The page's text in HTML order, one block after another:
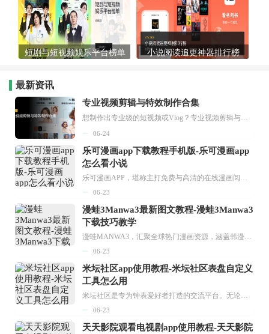
短剧与短视频娱乐平台榜单 小说阅读追更神器排行榜
最新资讯
专业视频剪辑与特效制作合集
想制作出专业级的短视频或Vlog？专业视频剪辑与特效制作大全专题为你提供了从剪辑、抠像到特效包装的全套解决方案。无论是添加炫酷的片头、进行精准的视频抠图，还是制...
06-24
乐可漫画app下载教程手机版-乐可漫画app
怎么看小说
乐可漫画APP，堪称主打免费与高清的在线漫画阅读神器。其官方版提供海量完整版漫画资源，无论是国内漫画，还是日漫、韩漫、台漫、美漫等国外漫画，应有尽有，随时供你阅读。只需轻点一下，便能直接进入阅读界面。不仅如此，乐可漫画最新版本更新速度极快，在这里，你总能抢先看到全网一手漫画章节内容！...
06-23
漫蛙3Manwa3最新图文教程-漫蛙3Manwa3
下载技巧教学
漫蛙MANWA3，汇聚全球热门漫画资源，涵盖韩漫、欧美漫画、国漫等多种类型，题材丰富多样，全方位满足用户阅读喜好。它不仅是阅读平台，更是创作平台，为广大用户打造零门槛创作环境。...
06-23
米坛社区app使用教程-米坛社区表盘自定义
工具怎么用
米坛社区是专为钟表爱好者打造的交流平台。无论你是初涉钟表领域的普通爱好者，还是拥有多年收藏经验的资深玩家，都能在此找到属于自己的天地。 无需注册，就能轻松参与其中。通过专业的讨论论坛与丰富的交互功能，你可与世界各地的钟表爱好者畅快交流。若你钟情于钟表，米坛社区无疑是值得一试的理想之选。在这里，你能获取最新的手表资讯，交流见解，提升鉴赏品味，让每一块手表都成为收藏故事中重要的一部分。感兴趣的朋友，不要错过下载机会。...
06-23
天天影院观看电视剧app使用教程-天天影院